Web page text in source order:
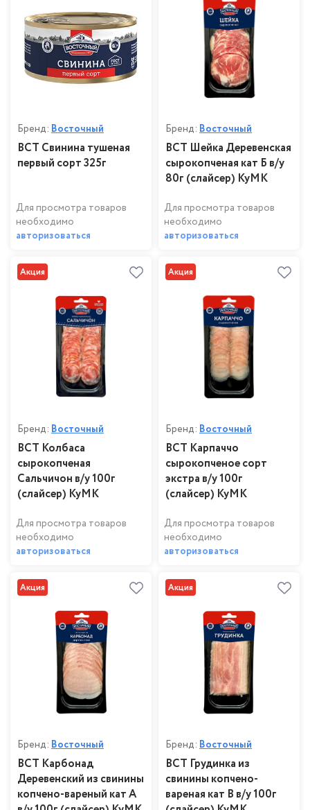
Бренд: Восточный
ВСТ Свинина тушеная
первый сорт 325г
Для просмотра товаров
необходимо
авторизоваться
Бренд: Восточный
ВСТ Шейка Деревенская
сырокопченая кат Б в/у
80г (слайсер) КуМК
Для просмотра товаров
необходимо
авторизоваться
Акция
Бренд: Восточный
ВСТ Колбаса
сырокопченая
Сальчичон в/у 100г
(слайсер) КуМК
Для просмотра товаров
необходимо
авторизоваться
Акция
Бренд: Восточный
ВСТ Карпаччо
сырокопченое сорт
экстра в/у 100г
(слайсер) КуМК
Для просмотра товаров
необходимо
авторизоваться
Акция
Бренд: Восточный
ВСТ Карбонад
Деревенский из свинины
копчено-вареный кат А
Акция
Бренд: Восточный
ВСТ Грудинка из
свинины копчено-
вареная кат В в/у 100г